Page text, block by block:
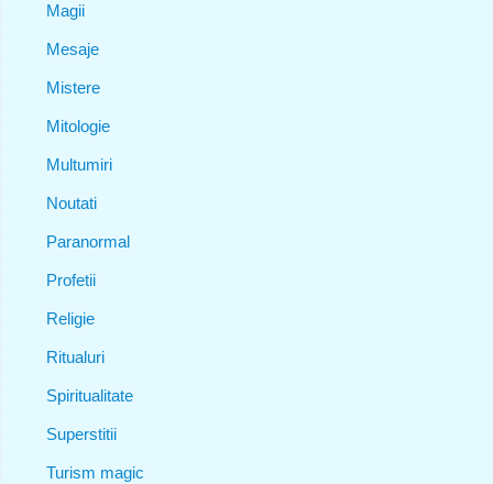
Magii
Mesaje
Mistere
Mitologie
Multumiri
Noutati
Paranormal
Profetii
Religie
Ritualuri
Spiritualitate
Superstitii
Turism magic